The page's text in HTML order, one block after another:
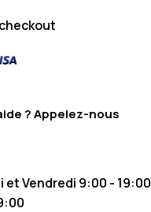
? Appelez-nous
et Vendredi 9:00 - 19:00